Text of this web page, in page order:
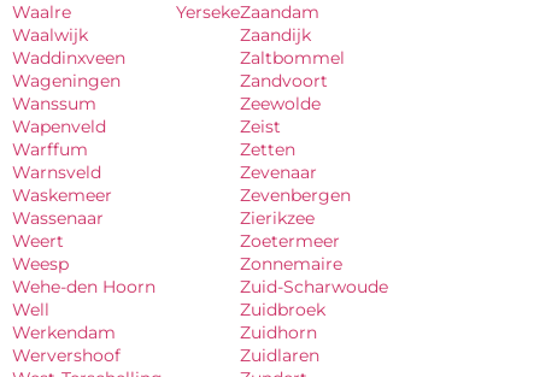
Waalre
Waalwijk
Waddinxveen
Wageningen
Wanssum
Wapenveld
Warffum
Warnsveld
Waskemeer
Wassenaar
Weert
Weesp
Wehe-den Hoorn
Well
Werkendam
Wervershoof
YersekeZaandam
Zaandijk
Zaltbommel
Zandvoort
Zeewolde
Zeist
Zetten
Zevenaar
Zevenbergen
Zierikzee
Zoetermeer
Zonnemaire
Zuid-Scharwoude
Zuidbroek
Zuidhorn
Zuidlaren